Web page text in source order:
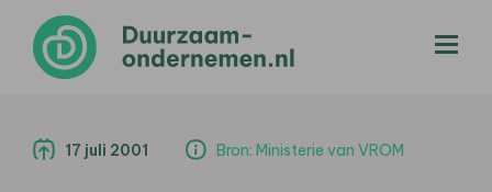
17 juli 2001 Bron: Ministerie van VROM